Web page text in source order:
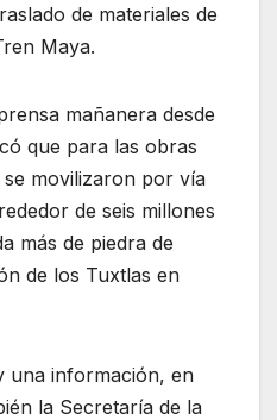
de materiales de
Maya.
mañanera desde
que para las obras
movilizaron por vía
de seis millones
más de piedra de
de los Tuxtlas en
una información, en
la Secretaría de la